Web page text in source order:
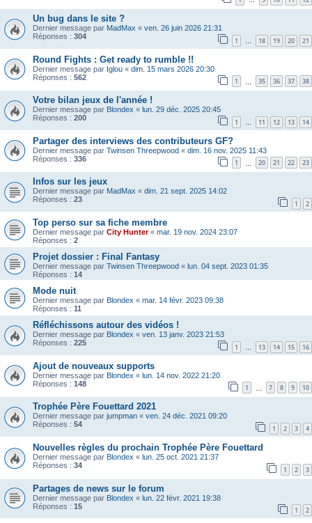
Un bug dans le site ?
Dernier message par MadMax « ven. 26 juin 2026 21:31
Réponses : 304 1 18 19 20 21
Round Fights : Get ready to rumble !!
Dernier message par Iglou « dim. 15 mars 2026 20:30
Réponses : 562 1 35 36 37 38
Votre bilan jeux de l'année !
Dernier message par Blondex « lun. 29 déc. 2025 20:45
Réponses : 200 1 … 11 12 13 14
Partager des interviews des contributeurs GF?
Dernier message par Twinsen Threepwood « dim. 16 nov. 2025 11:43
Réponses : 336 1 20 21 22 23
Infos sur les jeux
Dernier message par MadMax « dim. 21 sept. 2025 14:02
Réponses : 23 1 2
Top perso sur sa fiche membre
Dernier message par City Hunter« mar. 19 nov. 2024 23:07
Réponses : 2
Projet dossier : Final Fantasy
Dernier message par Twinsen Threepwood « lun. 04 sept. 2023 01:35
Réponses : 14
Mode nuit
Dernier message par Blondex « mar. 14 févr. 2023 09:38
Réponses : 11
Réfléchissons autour des vidéos !
Dernier message par Blondex « ven. 13 janv. 2023 21:53
Réponses : 225 1 … 13 14 15 16
Ajout de nouveaux supports
Dernier message par Blondex « lun. 14 nov. 2022 21:20
Réponses : 148 1 7 8 9 10
Trophée Père Fouettard 2021
Dernier message par jumpman « ven. 24 déc. 2021 09:20
Réponses : 54 1 2 3 4
Nouvelles règles du prochain Trophée Père Fouettard
Dernier message par Blondex « lun. 25 oct. 2021 21:37
Réponses : 34 1 2 3
Partages de news sur le forum
Dernier message par Blondex « lun. 22 févr. 2021 19:38
Réponses : 15 1 2